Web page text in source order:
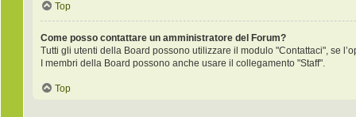
Top
Come posso contattare un amministratore del Forum?
Tutti gli utenti della Board possono utilizzare il modulo "Contattaci", se
I membri della Board possono anche usare il collegamento "Staff".
Top